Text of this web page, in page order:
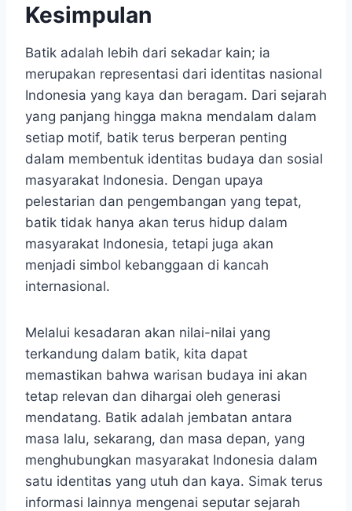
Kesimpulan
Batik adalah lebih dari sekadar kain; ia
merupakan representasi dari identitas nasional
Indonesia yang kaya dan beragam. Dari sejarah
yang panjang hingga makna mendalam dalam
setiap motif, batik terus berperan penting
dalam membentuk identitas budaya dan sosial
masyarakat Indonesia. Dengan upaya
pelestarian dan pengembangan yang tepat,
batik tidak hanya akan terus hidup dalam
masyarakat Indonesia, tetapi juga akan
menjadi simbol kebanggaan di kancah
internasional.
Melalui kesadaran akan nilai-nilai yang
terkandung dalam batik, kita dapat
memastikan bahwa warisan budaya ini akan
tetap relevan dan dihargai oleh generasi
mendatang. Batik adalah jembatan antara
masa lalu, sekarang, dan masa depan, yang
menghubungkan masyarakat Indonesia dalam
satu identitas yang utuh dan kaya. Simak terus
informasi lainnya mengenai seputar sejarah